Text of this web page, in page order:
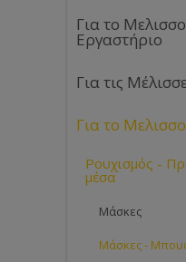
Για το
Εργαστήριο
Για τις
Για το
Ρουχισμός -
μέσα
Μάσκες
Μάσκες -